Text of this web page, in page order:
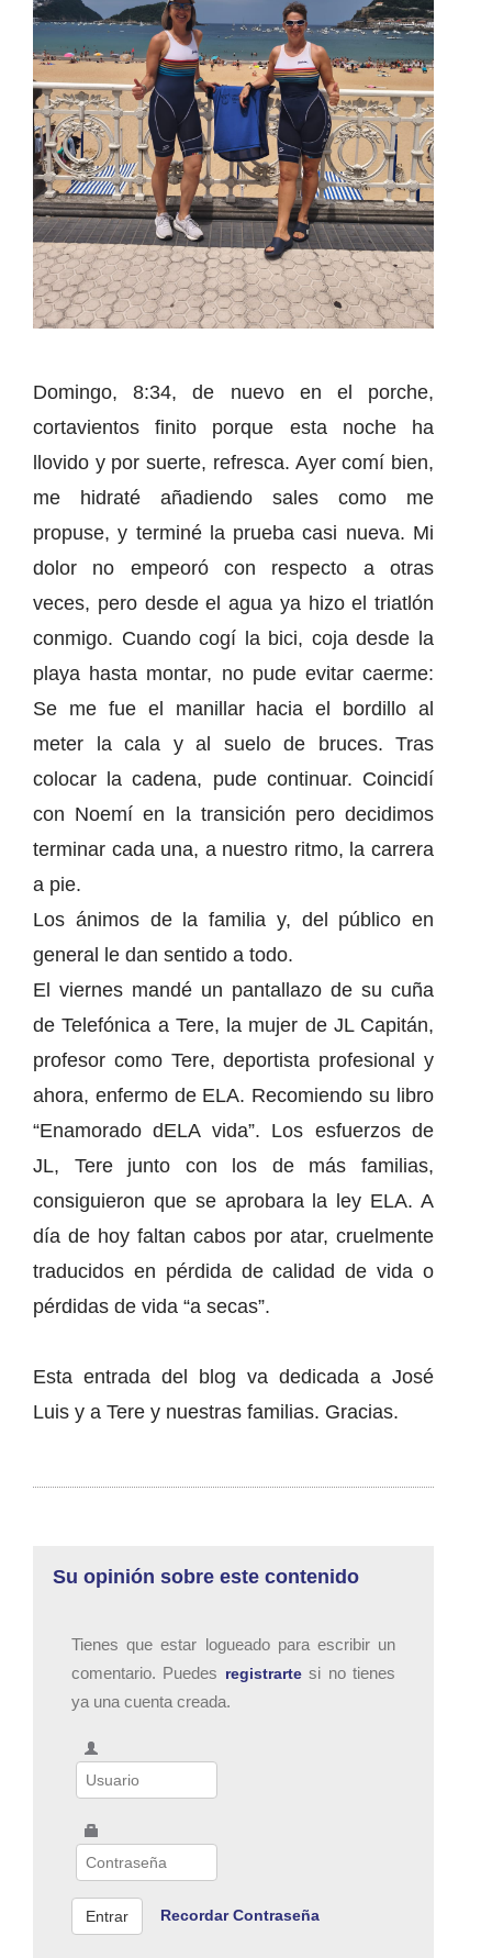
Domingo, 8:34, de nuevo en el porche,
cortavientos finito porque esta noche ha
llovido y por suerte, refresca. Ayer comí bien,
me hidraté añadiendo sales como me
propuse, y terminé la prueba casi nueva. Mi
dolor no empeoró con respecto a otras
veces, pero desde el agua ya hizo el triatlón
conmigo. Cuando cogí la bici, coja desde la
playa hasta montar, no pude evitar caerme:
Se me fue el manillar hacia el bordillo al
meter la cala y al suelo de bruces. Tras
colocar la cadena, pude continuar. Coincidí
con Noemí en la transición pero decidimos
terminar cada una, a nuestro ritmo, la carrera
a pie.
Los ánimos de la familia y, del público en
general le dan sentido a todo.
El viernes mandé un pantallazo de su cuña
de Telefónica a Tere, la mujer de JL Capitán,
profesor como Tere, deportista profesional y
ahora, enfermo de ELA. Recomiendo su libro
“Enamorado dELA vida”. Los esfuerzos de
JL, Tere junto con los de más familias,
consiguieron que se aprobara la ley ELA. A
día de hoy faltan cabos por atar, cruelmente
traducidos en pérdida de calidad de vida o
pérdidas de vida “a secas”.
Esta entrada del blog va dedicada a José
Luis y a Tere y nuestras familias. Gracias.
Su opinión sobre este contenido
Tienes que estar logueado para escribir un
comentario. Puedes registrartesi no tienes
ya una cuenta creada.
Recordar Contraseña